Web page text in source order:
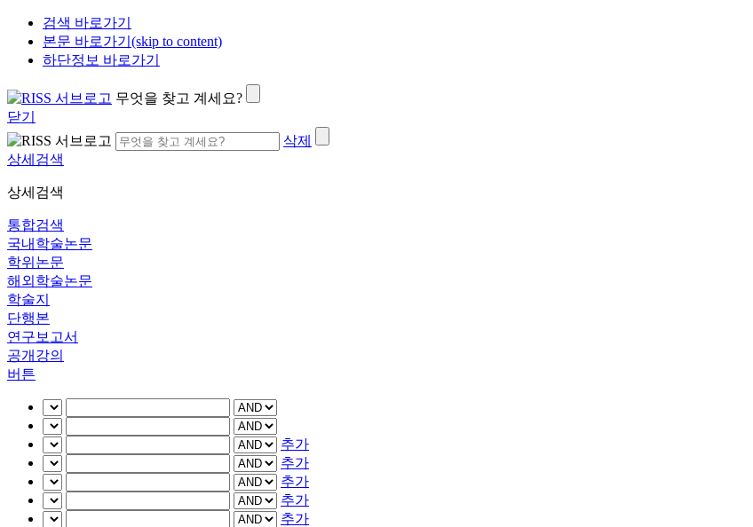
검색 바로가기
본문 바로가기(skip to content)
하단정보 바로가기
무엇을 찾고 계세요?
닫기
삭제
상세검색
상세검색
통합검색
국내학술논문
학위논문
해외학술논문
학술지
단행본
연구보고서
공개강의
버튼
추가
추가
추가
추가
추가